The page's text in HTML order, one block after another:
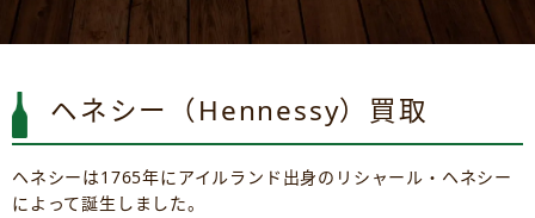
ヘネシー（Hennessy）買取
ヘネシーは1765年にアイルランド出身のリシャール・ヘネシー
によって誕生しました。